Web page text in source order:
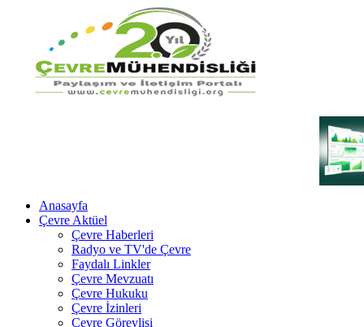
Anasayfa
Çevre Aktüel
Çevre Haberleri
Radyo ve TV'de Çevre
Faydalı Linkler
Çevre Mevzuatı
Çevre Hukuku
Çevre İzinleri
Çevre Görevlisi